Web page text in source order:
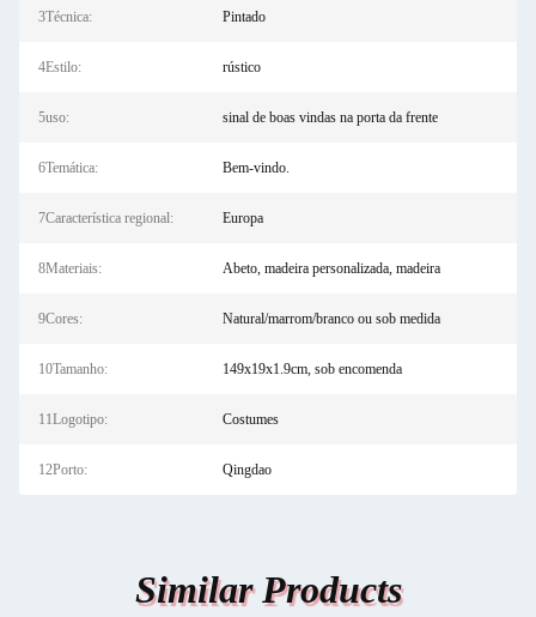
3Técnica: Pintado
4Estilo: rústico
5uso: sinal de boas vindas na porta da frente
6Temática: Bem-vindo.
7Característica regional: Europa
8Materiais: Abeto, madeira personalizada, madeira
9Cores: Natural/marrom/branco ou sob medida
10Tamanho: 149x19x1.9cm, sob encomenda
11Logotipo: Costumes
12Porto: Qingdao
Similar Products